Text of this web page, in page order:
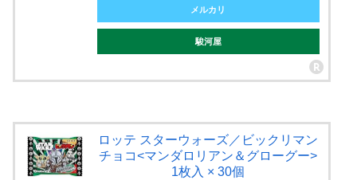
メルカリ
駿河屋
ロッテ スターウォーズ／ビックリマン
チョコ<マンダロリアン＆グローグー>
1枚入 × 30個